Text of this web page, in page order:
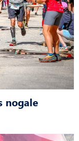
nogale